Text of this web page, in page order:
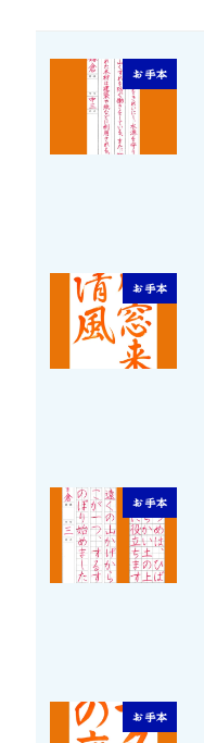
お手本
お手本
お手本
お手本